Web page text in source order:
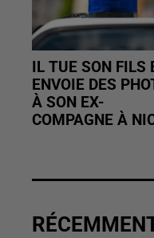
IL TUE SON FILS
ENVOIE DES
À SON EX-
COMPAGNE À